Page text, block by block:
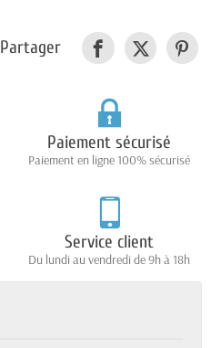
Partager
Paiement sécurisé
Paiement en ligne 100% sécurisé
Service client
Du lundi au vendredi de 9h à 18h